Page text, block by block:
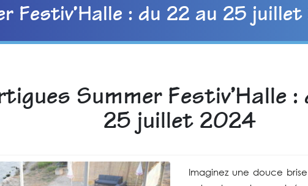
Festiv’Halle : du 22 au 25
Summer Festiv’Halle :
25 juillet 2024
Imaginez une douce